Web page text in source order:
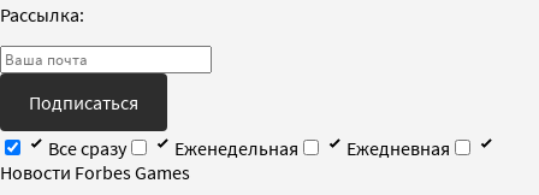
Рассылка:
Подписаться
Все сразу
Еженедельная
Ежедневная
Новости Forbes Games